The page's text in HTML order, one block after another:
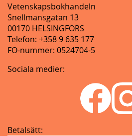
Vetenskapsbokhandeln
Snellmansgatan 13
00170 HELSINGFORS
Telefon: +358 9 635 177
FO-nummer: 0524704-5
Sociala medier:
Betalsätt: